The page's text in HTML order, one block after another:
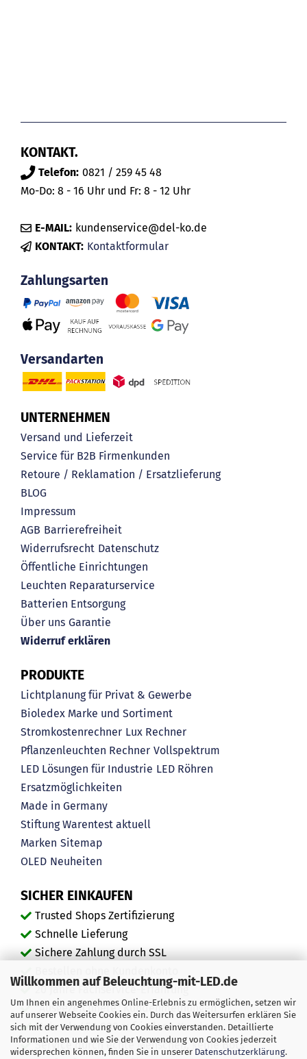
Willkommen auf Beleuchtung-mit-LED.de
Um Ihnen ein angenehmes Online-Erlebnis zu ermöglichen, setzen wir
auf unserer Webseite Cookies ein. Durch das Weitersurfen erklären Sie
sich mit der Verwendung von Cookies einverstanden. Detaillierte
Informationen und wie Sie der Verwendung von Cookies jederzeit
widersprechen können, finden Sie in unserer Datenschutzerklärung.
KONTAKT.
Telefon: 0821 / 259 45 48
Mo-Do: 8 - 16 Uhr und Fr: 8 - 12 Uhr
E-MAIL: kundenservice@del-ko.de
KONTAKT: Kontaktformular
Zahlungsarten
Versandarten
UNTERNEHMEN
Versand und Lieferzeit
Service für B2B Firmenkunden
Retoure / Reklamation / Ersatzlieferung
BLOG
Impressum
AGB Barrierefreiheit
Widerrufsrecht Datenschutz
Öffentliche Einrichtungen
Leuchten Reparaturservice
Batterien Entsorgung
Über uns Garantie
Widerruf erklären
PRODUKTE
Lichtplanung für Privat & Gewerbe
Bioledex Marke und Sortiment
Stromkostenrechner Lux Rechner
Pflanzenleuchten Rechner Vollspektrum
LED Lösungen für Industrie LED Röhren
Ersatzmöglichkeiten
Made in Germany
Stiftung Warentest aktuell
Marken Sitemap
OLED Neuheiten
SICHER EINKAUFEN
Trusted Shops Zertifizierung
Schnelle Lieferung
Sichere Zahlung durch SSL
20 Jahre Fachservice-Erfahrung
"Ausgezeichnete" Kundenmeinungen
Mehr als 450.000 zufriedene Kunden
Service durch echte Menschen, keine Bots